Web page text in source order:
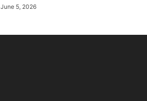
June 5, 2026